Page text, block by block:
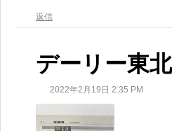
返信
デーリー東
2022年2月19日 2:35 PM